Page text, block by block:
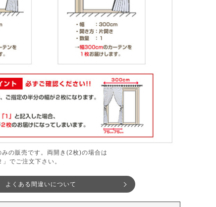
の販売です。両開き(2枚)の場合は
でご注文下さい。
よくある間違いについて